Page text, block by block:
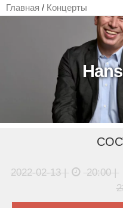
Главная / Концерты
2022-02-13 | 20:00 |